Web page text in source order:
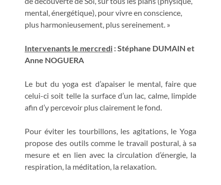
mental, énergétique), pour vivre en conscience,
plus harmonieusement, plus sereinement. »
Intervenants le mercredi : Stéphane DUMAIN et
Anne NOGUERA
Le but du yoga est d’apaiser le mental, faire que
celui-ci soit telle la surface d’un lac, calme, limpide
afin d’y percevoir plus clairement le fond.
Pour éviter les tourbillons, les agitations, le Yoga
propose des outils comme le travail postural, à sa
mesure et en lien avec la circulation d’énergie, la
respiration, la méditation, la relaxation.